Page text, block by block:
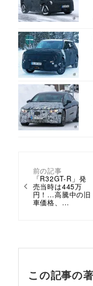
前の記事
「R32GT-R」発
売当時は445万
円！…高騰中の旧
車価格、…
この記事の